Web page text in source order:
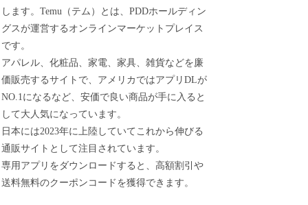
します。Temu（テム）とは、PDDホールディン
グスが運営するオンラインマーケットプレイス
です。
アパレル、化粧品、家電、家具、雑貨などを廉
価販売するサイトで、アメリカではアプリDLが
NO.1になるなど、安価で良い商品が手に入ると
して大人気になっています。
日本には2023年に上陸していてこれから伸びる
通販サイトとして注目されています。
専用アプリをダウンロードすると、高額割引や
送料無料のクーポンコードを獲得できます。